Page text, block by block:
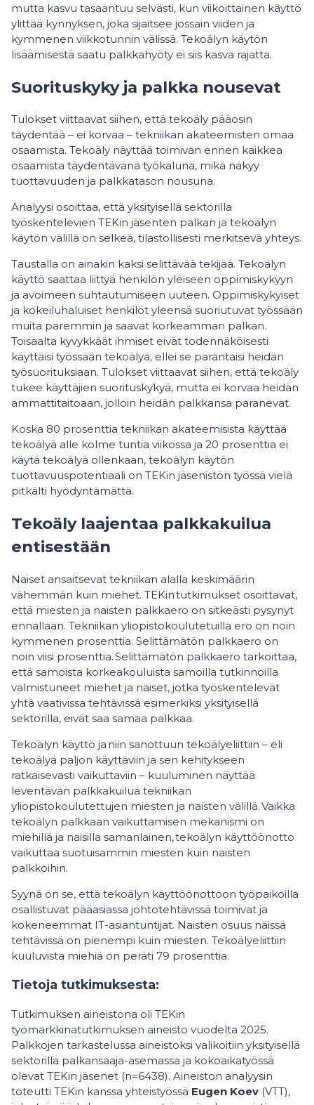
mutta kasvu tasaantuu selvästi, kun viikoittainen käyttö
ylittää kynnyksen, joka sijaitsee jossain viiden ja
kymmenen viikkotunnin välissä. Tekoälyn käytön
lisäämisestä saatu palkkahyöty ei siis kasva rajatta.
Suorituskyky ja palkka nousevat
Tulokset viittaavat siihen, että tekoäly pääosin
täydentää – ei korvaa – tekniikan akateemisten omaa
osaamista. Tekoäly näyttää toimivan ennen kaikkea
osaamista täydentävänä työkaluna, mikä näkyy
tuottavuuden ja palkkatason nousuna.
Analyysi osoittaa, että yksityisellä sektorilla
työskentelevien TEKin jäsenten palkan ja tekoälyn
käytön välillä on selkeä, tilastollisesti merkitsevä yhteys.
Taustalla on ainakin kaksi selittävää tekijää. Tekoälyn
käyttö saattaa liittyä henkilön yleiseen oppimiskykyyn
ja avoimeen suhtautumiseen uuteen. Oppimiskykyiset
ja kokeiluhaluiset henkilöt yleensä suoriutuvat työssään
muita paremmin ja saavat korkeamman palkan.
Toisaalta kyvykkäät ihmiset eivät todennäköisesti
käyttäisi työssään tekoälyä, ellei se parantaisi heidän
työsuorituksiaan. Tulokset viittaavat siihen, että tekoäly
tukee käyttäjien suorituskykyä, mutta ei korvaa heidän
ammattitaitoaan, jolloin heidän palkkansa paranevat.
Koska 80 prosenttia tekniikan akateemisista käyttää
tekoälyä alle kolme tuntia viikossa ja 20 prosenttia ei
käytä tekoälyä ollenkaan, tekoälyn käytön
tuottavuuspotentiaali on TEKin jäsenistön työssä vielä
pitkälti hyödyntämättä.
Tekoäly laajentaa palkkakuilua
entisestään
Naiset ansaitsevat tekniikan alalla keskimäärin
vähemmän kuin miehet. TEKin tutkimukset osoittavat,
että miesten ja naisten palkkaero on sitkeästi pysynyt
ennallaan. Tekniikan yliopistokoulutetuilla ero on noin
kymmenen prosenttia. Selittämätön palkkaero on
noin viisi prosenttia. Selittämätön palkkaero tarkoittaa,
että samoista korkeakouluista samoilla tutkinnoilla
valmistuneet miehet ja naiset, jotka työskentelevät
yhtä vaativissa tehtävissä esimerkiksi yksityisellä
sektorilla, eivät saa samaa palkkaa.
Tekoälyn käyttö ja niin sanottuun tekoälyeliittiin – eli
tekoälyä paljon käyttäviin ja sen kehitykseen
ratkaisevasti vaikuttaviin – kuuluminen näyttää
leventävän palkkakuilua tekniikan
yliopistokoulutettujen miesten ja naisten välillä. Vaikka
tekoälyn palkkaan vaikuttamisen mekanismi on
miehillä ja naisilla samanlainen, tekoälyn käyttöönotto
vaikuttaa suotuisammin miesten kuin naisten
palkkoihin.
Syynä on se, että tekoälyn käyttöönottoon työpaikoilla
osallistuvat pääasiassa johtotehtävissä toimivat ja
kokeneemmat IT-asiantuntijat. Naisten osuus näissä
tehtävissä on pienempi kuin miesten. Tekoälyeliittiin
kuuluvista miehiä on peräti 79 prosenttia.
Tietoja tutkimuksesta:
Tutkimuksen aineistona oli TEKin
työmarkkinatutkimuksen aineisto vuodelta 2025.
Palkkojen tarkastelussa aineistoksi valikoitiin yksityisellä
sektorilla palkansaaja-asemassa ja kokoaikatyössä
olevat TEKin jäsenet (n=6438). Aineiston analyysin
toteutti TEKin kanssa yhteistyössä Eugen Koev (VTT),